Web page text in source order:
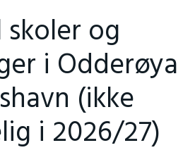
og
i Odderøya
(ikke
i 2026/27)